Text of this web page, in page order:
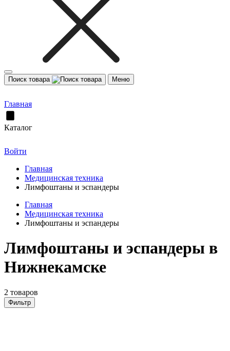
Поиск товара Меню
Главная
Каталог
Войти
Главная
Медицинская техника
Лимфоштаны и эспандеры
Главная
Медицинская техника
Лимфоштаны и эспандеры
Лимфоштаны и эспандеры в
Нижнекамске
2 товаров
Фильтр